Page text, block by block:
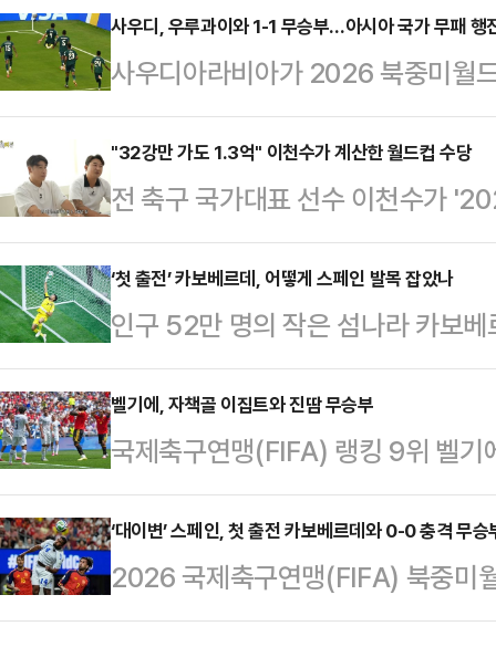
사우디, 우루과이와 1-1 무승부…아시아 국가 무패 행
사우디아라비아가 2026 북중미월
하며 이번 대회 아시아 국가 무패
61위인 사우디아라비아는 16일(한
스의 마이애미 스타디움에서 열린
조 1차전에서 1-1로 비겼다.객관적
아라비아는 전반 41분 선제골로 기
너킥 상황에서 무함마드 칸누가 페
퍼 선방에 막혀 흘러나…
"32강만 가도 1.3억" 이천수가 계산한 월드컵 수당
전 축구 국가대표 선수 이천수가
포상금 규모에 대해 언급했다.이천
가대표 동료선수였던 이근호, 이을
눴다. 진행자가 이번 대회 포상금
다.진행자에 따르면 이번 북중미 월
그에서 탈락 팀에도 190억원이 배
에는 약 763억원이 지급된다.이를
적에…
‘첫 출전’ 카보베르데, 어떻게 스페인 발목 잡았나
인구 52만 명의 작은 섬나라 카보베
승부를 기록하며 역사적인 첫 승점
대 이변으로 꼽히는 결과다.카보베
틀랜타 스타디움에서 열린 대회 조
이 0-0 무승부를 기록했다.이 결과
대 이변으로 기록될 가능성이 높다
은 ‘신성’ 라민 야말(바르셀로나)
체스터 시티…
벨기에, 자책골 이집트와 진땀 무승부
국제축구연맹(FIFA) 랭킹 9위 벨
대로 힘겹게 무승부를 거뒀다.벨기
틀 스타디움에서 열린 2026 FIFA
1-1 무승부를 기록했다.이로써 G
점 씩을 나눠 가졌다. 승리를 거두
‘대이변’ 스페인, 첫 출전 카보베르데와 0-0 충격 무승
2026 국제축구연맹(FIFA) 북중미
페인이 월드컵에 처음 나서는 카보